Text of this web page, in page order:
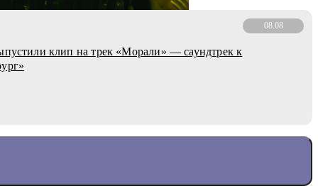
08.08
клип на трек «Морали» — саундтрек к